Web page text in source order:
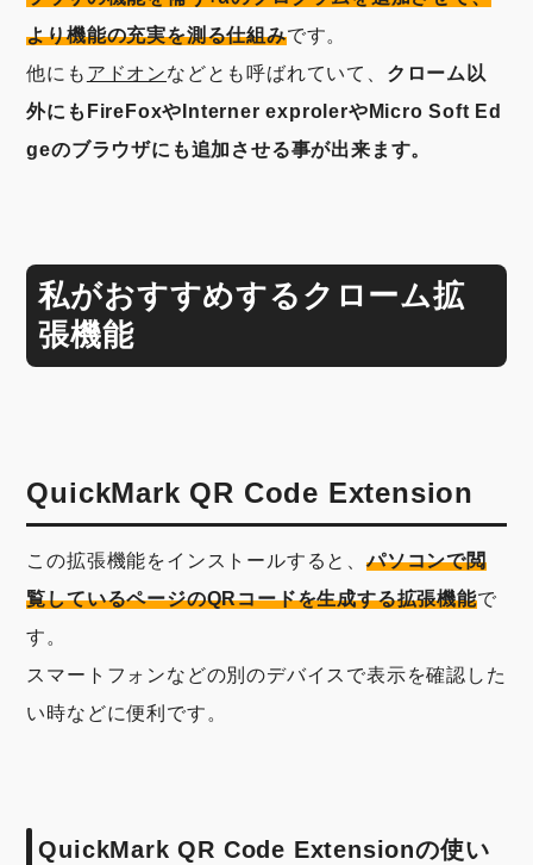
より機能の充実を測る仕組みです。
他にも アドオンなどとも呼ばれていて、 クローム以
外にもFireFoxやInterner exprolerやMicro Soft Ed
geのブラウザにも追加させる事が出来ます。
私がおすすめするクローム拡
張機能
QuickMark QR Code Extension
この拡張機能をインストールすると、パソコンで閲
覧しているページのQRコードを生成する拡張機能で
す。
スマートフォンなどの別のデバイスで表示を確認した
い時などに便利です。
QuickMark QR Code Extensionの使い